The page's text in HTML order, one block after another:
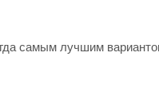
самым лучшим